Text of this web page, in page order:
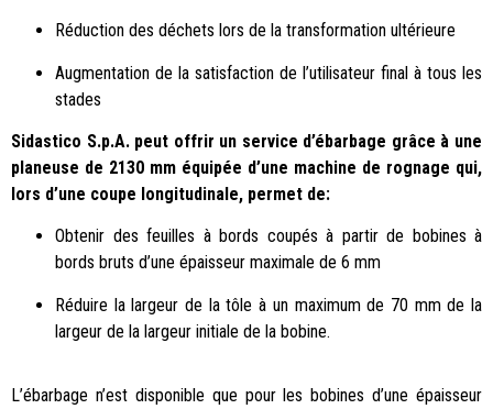
Réduction des déchets lors de la transformation ultérieure
Augmentation de la satisfaction de l’utilisateur final à tous les
stades
Sidastico S.p.A. peut offrir un service d’ébarbage grâce à une
planeuse de 2130 mm équipée d’une machine de rognage qui,
lors d’une coupe longitudinale, permet de:
Obtenir des feuilles à bords coupés à partir de bobines à
bords bruts d’une épaisseur maximale de 6 mm
Réduire la largeur de la tôle à un maximum de 70 mm de la
largeur de la largeur initiale de la bobine.
L’ébarbage n’est disponible que pour les bobines d’une épaisseur